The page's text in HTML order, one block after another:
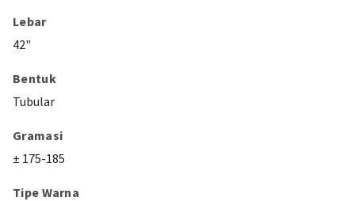
Lebar
42"
Bentuk
Tubular
Gramasi
± 175-185
Tipe Warna